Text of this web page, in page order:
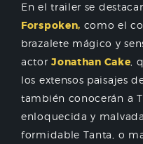
En el trailer se
Forspoken, como el
brazalete mágico y
actorJonathan Cake ,
los extensos paisajes
también conocerán a
enloquecida y
formidable Tanta, o